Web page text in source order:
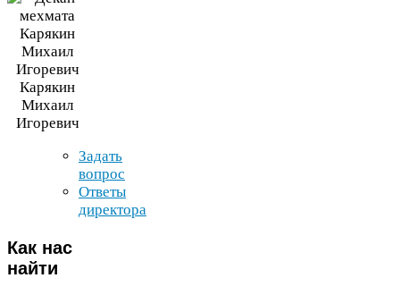
Карякин
Михаил
Игоревич
Задать
вопрос
Ответы
директора
Как нас
найти